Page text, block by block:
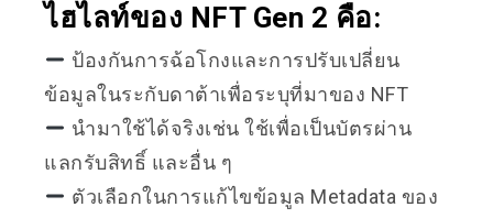
ไฮไลท์ของ NFT Gen 2 คือ:
ป้องกันการฉ้อโกงและการปรับเปลี่ยน
ข้อมูลในระกับดาต้าเพื่อระบุที่มาของ NFT
นำมาใช้ได้จริงเช่น ใช้เพื่อเป็นบัตรผ่าน
แลกรับสิทธิ์ และอื่น ๆ
ตัวเลือกในการแก้ไขข้อมูล Metadata ของ